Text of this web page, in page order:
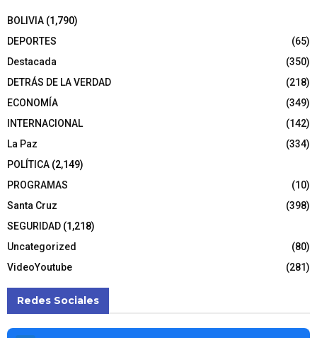
BOLIVIA (1,790)
DEPORTES
(65)
Destacada
(350)
DETRÁS DE LA VERDAD
(218)
ECONOMÍA
(349)
INTERNACIONAL
(142)
La Paz
(334)
POLÍTICA (2,149)
PROGRAMAS
(10)
Santa Cruz
(398)
SEGURIDAD (1,218)
Uncategorized
(80)
VideoYoutube
(281)
Redes Sociales